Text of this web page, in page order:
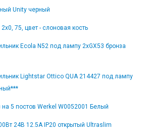
Unity черный
75, цвет - слоновая кость
Ecola N52 под лампу 2xGX53 бронза
Lightstar Ottico QUA 214427 под лампу
на 5 постов Werkel W0052001 Белый
24В 12.5А IP20 открытый Ultraslim